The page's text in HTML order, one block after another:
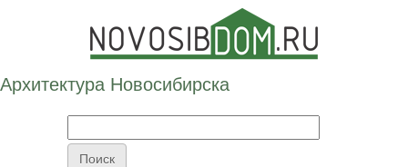
Архитектура Новосибирска